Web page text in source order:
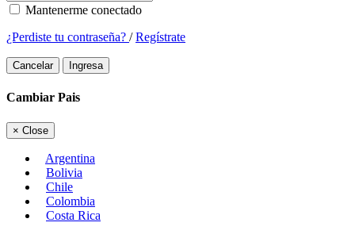
Mantenerme conectado
¿Perdiste tu contraseña? /Regístrate
Cancelar Ingresa
Cambiar Pais
× Close
Argentina
Bolivia
Chile
Colombia
Costa Rica